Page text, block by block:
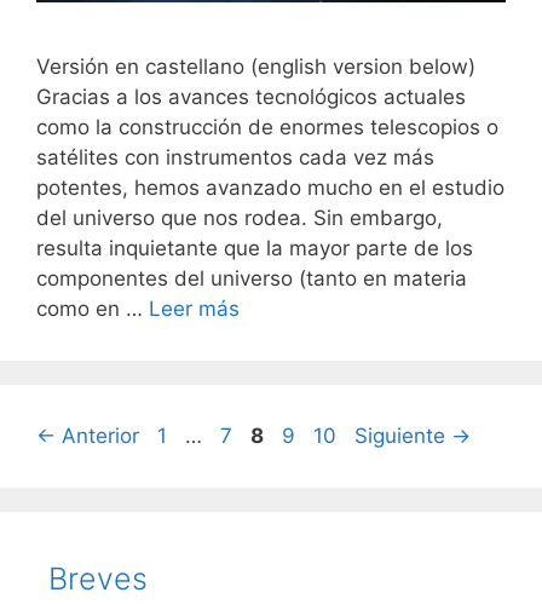
Versión en castellano (english version below)
Gracias a los avances tecnológicos actuales
como la construcción de enormes telescopios o
satélites con instrumentos cada vez más
potentes, hemos avanzado mucho en el estudio
del universo que nos rodea. Sin embargo,
resulta inquietante que la mayor parte de los
componentes del universo (tanto en materia
como en … Leer más
← Anterior Página
1 … Página
7 Página
8 Página
9 Página
10 Siguiente →
Breves